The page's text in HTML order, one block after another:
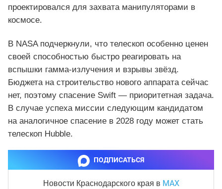
проектировался для захвата манипуляторами в
космосе.
В NASA подчеркнули, что телескоп особенно ценен
своей способностью быстро реагировать на
вспышки гамма-излучения и взрывы звёзд.
Бюджета на строительство нового аппарата сейчас
нет, поэтому спасение Swift — приоритетная задача.
В случае успеха миссии следующим кандидатом
на аналогичное спасение в 2028 году может стать
телескоп Hubble.
ПОДПИСАТЬСЯ
Новости Краснодарского края в MAX